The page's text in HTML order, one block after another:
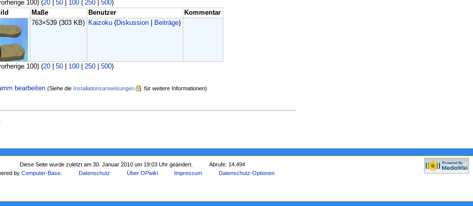
100) (20| 50| 100| 250| 500)
Maße Benutzer
Kommentar
763×539(303 KB) Kaizoku (Diskussion Beiträge)
100) (20| 50| 100| 250| 500)
bearbeiten (Siehe die Installationsanweisungen für weitere Informationen)
Diese Seite wurde zuletzt am 30. Januar 2010 um 19:03 Uhr geändert.
Abrufe: 14.494
byComputer-Base Datenschutz Über OPwiki Impressum Datenschutz-Optionen